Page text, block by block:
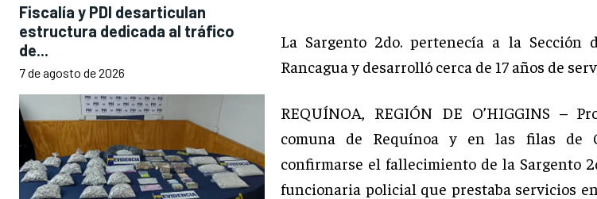
Fiscalía y PDI desarticulan
estructura dedicada al tráfico
de...
7 de agosto de 2026
La Sargento 2do. pertenecía a la Sección
Rancagua y desarrolló cerca de 17 años de
REQUÍNOA, REGIÓN DE O’HIGGINS –
comuna de Requínoa y en las filas de
confirmarse el fallecimiento de la Sargento
funcionaria policial que prestaba servicios